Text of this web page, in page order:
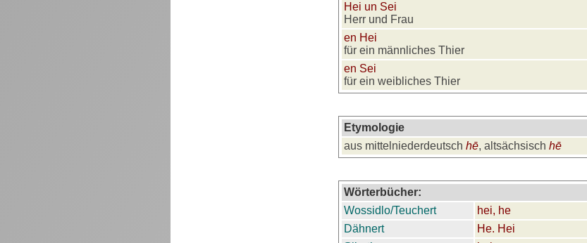
Hei un Sei
Herr und Frau
en Hei
für ein männliches Thier
en Sei
für ein weibliches Thier
Etymologie
aus mittelniederdeutsch hē, altsächsisch hē
Wörterbücher:
Wossidlo/Teuchert
hei, he
Dähnert
He. Hei